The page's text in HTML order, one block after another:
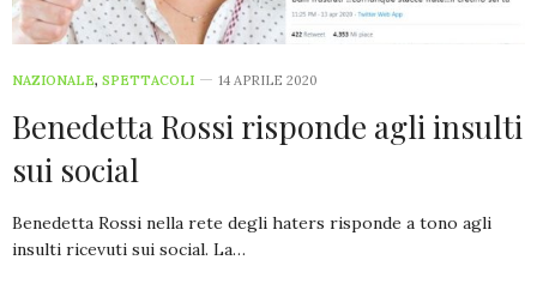
NAZIONALE, SPETTACOLI 14 APRILE 2020
Benedetta Rossi risponde agli insulti
sui social
Benedetta Rossi nella rete degli haters risponde a tono agli
insulti ricevuti sui social. La…